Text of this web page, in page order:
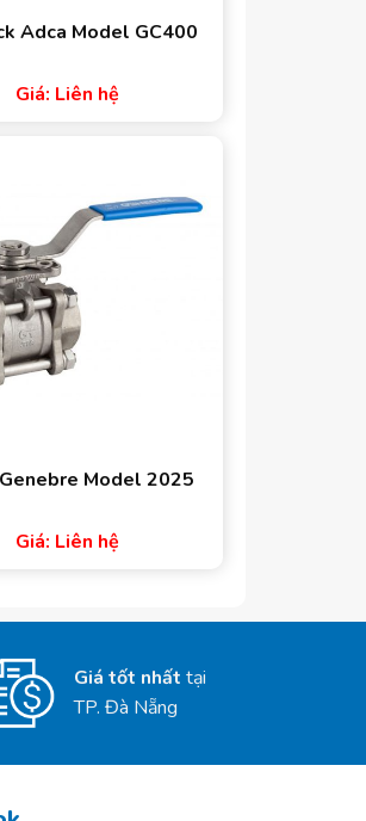
Adca Model GC400
Giá: Liên hệ
Model 2025
Giá: Liên hệ
Giá tốt nhấttại
TP. Đà Nẵng